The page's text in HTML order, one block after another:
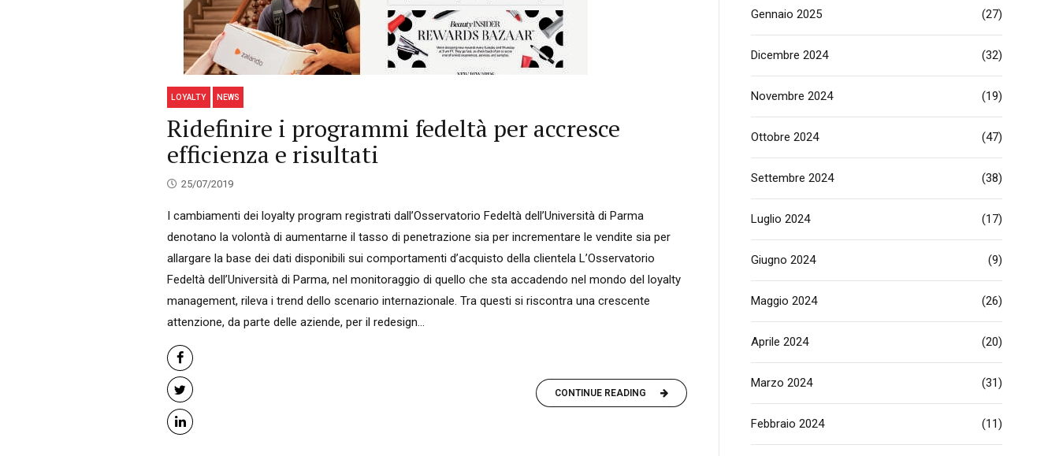
LOYALTY NEWS
Ridefinire i programmi fedeltà per accresce
efficienza e risultati
25/07/2019
I cambiamenti dei loyalty program registrati dall’Osservatorio Fedeltà dell’Università di Parma
denotano la volontà di aumentarne il tasso di penetrazione sia per incrementare le vendite sia per
allargare la base dei dati disponibili sui comportamenti d’acquisto della clientela L’Osservatorio
Fedeltà dell’Università di Parma, nel monitoraggio di quello che sta accadendo nel mondo del loyalty
management, rileva i trend dello scenario internazionale. Tra questi si riscontra una crescente
attenzione, da parte delle aziende, per il redesign...
CONTINUE READING
Gennaio 2025 (27)
Dicembre 2024 (32)
Novembre 2024 (19)
Ottobre 2024 (47)
Settembre 2024 (38)
Luglio 2024 (17)
Giugno 2024 (9)
Maggio 2024 (26)
Aprile 2024 (20)
Marzo 2024 (31)
Febbraio 2024 (11)